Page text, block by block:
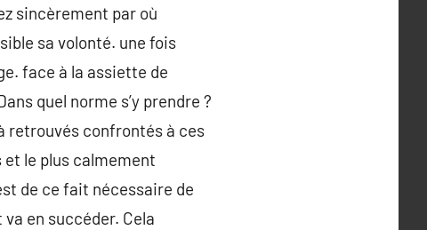
sincèrement par où
sa volonté. une fois
face à la assiette de
quel norme s’y prendre ?
retrouvés confrontés à ces
le plus calmement
de ce fait nécessaire de
en succéder. Cela